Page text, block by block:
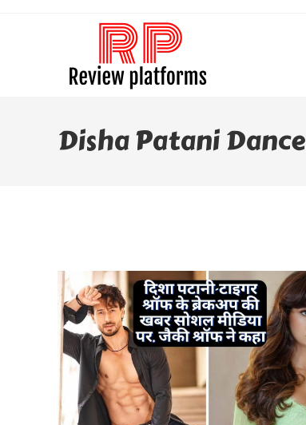
Disha Patani Dance